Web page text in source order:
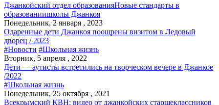
Джанкойский отдел образованияНовые стандарты в
образованиишколы Джанкоя
Понедельник, 2 января , 2023
Одаренные дети Джанкоя поощрены визитом в Ледовый
дворец / 2023
#Новости #Школьная жизнь
Вторник, 5 апреля , 2022
Дети — аутисты встретились на творческом вечере в Джанкое
/2022
#Школьная жизнь
Понедельник, 25 октября , 2021
Всекрымский КВН: видео от джанкойских старшеклассников